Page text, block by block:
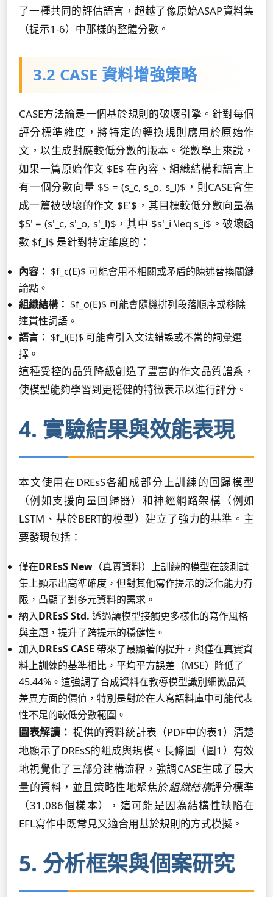
了一種共同的評估語言，超越了像原始ASAP資料集
（提示1-6）中那樣的整體分數。
3.2 CASE 資料增強策略
CASE方法論是一個基於規則的破壞引擎。針對每個
評分標準維度，將特定的轉換規則應用於原始作
文，以生成對應較低分數的版本。從數學上來說，
如果一篇原始作文 $E$ 在內容、組織結構和語言上
有一個分數向量 $S = (s_c, s_o, s_l)$，則CASE會生
成一篇被破壞的作文 $E'$，其目標較低分數向量為
$S' = (s'_c, s'_o, s'_l)$，其中 $s'_i \leq s_i$。破壞函
數 $f_i$ 是針對特定維度的：
內容： $f_c(E)$ 可能會用不相關或矛盾的陳述替換關鍵
論點。
組織結構： $f_o(E)$ 可能會隨機排列段落順序或移除
連貫性詞語。
語言： $f_l(E)$ 可能會引入文法錯誤或不當的詞彙選
擇。
這種受控的品質降級創造了豐富的作文品質譜系，
使模型能夠學習到更穩健的特徵表示以進行評分。
4. 實驗結果與效能表現
本文使用在DREsS各組成部分上訓練的回歸模型
（例如支援向量回歸器）和神經網路架構（例如
LSTM、基於BERT的模型）建立了強力的基準。主
要發現包括：
僅在DREsS New （真實資料）上訓練的模型在該測試
集上顯示出高準確度，但對其他寫作提示的泛化能力有
限，凸顯了對多元資料的需求。
納入DREsS Std. 透過讓模型接觸更多樣化的寫作風格
與主題，提升了跨提示的穩健性。
加入DREsS CASE 帶來了最顯著的提升，與僅在真實資
料上訓練的基準相比，平均平方誤差（MSE）降低了
45.44%。這強調了合成資料在教導模型識別細微品質
差異方面的價值，特別是對於在人寫語料庫中可能代表
性不足的較低分數範圍。
圖表解讀： 提供的資料統計表（PDF中的表1）清楚
地顯示了DREsS的組成與規模。長條圖（圖1）有效
地視覺化了三部分建構流程，強調CASE生成了最大
量的資料，並且策略性地聚焦於組織結構評分標準
（31,086個樣本），這可能是因為結構性缺陷在
EFL寫作中既常見又適合用基於規則的方式模擬。
5. 分析框架與個案研究